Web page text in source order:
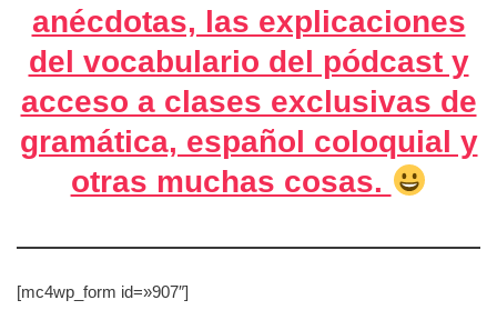
anécdotas, las explicaciones
del vocabulario del pódcast y
acceso a clases exclusivas de
gramática, español coloquial y
otras muchas cosas.
[mc4wp_form id=»907″]